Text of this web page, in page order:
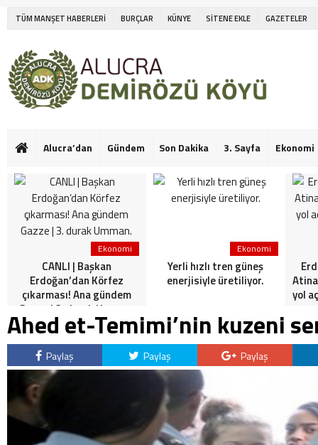
TÜM MANŞET HABERLERİ BURÇLAR KÜNYE SİTENE EKLE GAZETELER
Alucra’dan Gündem Son Dakika 3. Sayfa Ekonomi
Ekonomi
CANLI | Başkan
Erdoğan’dan Körfez
çıkarması! Ana gündem
Gazze | 3. durak Umman.
Ekonomi
Yerli hızlı tren güneş
enerjisiyle üretiliyor.
yol
Ahed et-Temimi’nin kuzeni
Paylaş Paylaş Paylaş